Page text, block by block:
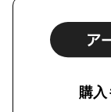
購入